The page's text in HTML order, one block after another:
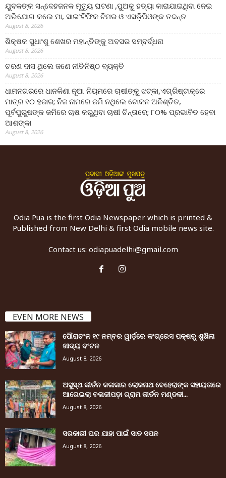
ଯୁବକଙ୍କ ସନ୍ଦେହଜନକ ମୃତ୍ୟୁ ଘଟଣା ,ପୁଅକୁ ହତ୍ୟା କାରାଯାଇଥିବା ନେଇ
ଅଭିଯୋଗ କଲେ ମା, ସାଇଂଟିଫିକ ଟିମର ଓ ଏସଡ଼ିପିଓଙ୍କ ତଦନ୍ତ
August 8, 2026
ଶିକ୍ଷକ ସୁଧାଂଶୁ ଶେଖର ମହାନ୍ତିଙ୍କୁ ଅବସର ସମ୍ବର୍ଦ୍ଧନା
August 8, 2026
ଚରଣ ଦାସ ଥିଲେ ଜଣେ ନୀତିନିଷ୍ଠ ବ୍ୟକ୍ତି
August 8, 2026
ଧାମନଗରରେ ଧାନକିଣା ନୂଆ ନିୟମରେ ଚାଷୀଙ୍କୁ ଝଟ୍‌କା,ଏଗ୍ରିଷ୍ଟାକ୍‌ରେ
ମାତ୍ର ୧୦ ହଜାର; ନିଜ ନାମରେ ଜମି ନଥିଲେ ଟୋକନ ଅନିଶ୍ଚିତ,
ପୂର୍ବପୁରୁଷଙ୍କ ଜମିରେ ଚାଷ କରୁଥିବା ଚାଷୀ ଚିନ୍ତାରେ; ୮୦% ପ୍ରଭାବିତ ହେବା
ଆଶଙ୍କା
August 8, 2026
Odia Pua is the first Odia Newspaper which is printed &
Published from New Delhi & first Odia mobile news site.
Contact us: odiapuadelhi@gmail.com
EVEN MORE NEWS
ପୌରାଚଂଳ ୧୯ ନମ୍ବର ୱାର୍ଡ଼ରେ କଂଗ୍ରେସ ପକ୍ଷରୁ ଶୁଖିଲା
ଖାଦ୍ୟ ବଂଟନ
August 8, 2026
ଅସୁସ୍ଥ କୀର୍ତନ କଳାକାର ଲୋକନାଥ ବେହେରାଙ୍କ ସହାୟତାରେ
ଆଗେଇଲା ବଳାଜୀପଡ଼ା ଗ୍ରାମ କୀର୍ତନ ମଣ୍ଡଳୀ...
August 8, 2026
ସରକାରୀ ଘର ଯାହା ପାଇଁ ସାତ ସପନ
August 8, 2026